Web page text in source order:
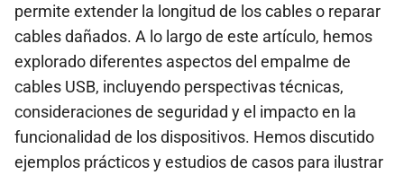
permite extender la longitud de los cables o reparar
cables dañados. A lo largo de este artículo, hemos
explorado diferentes aspectos del empalme de
cables USB, incluyendo perspectivas técnicas,
consideraciones de seguridad y el impacto en la
funcionalidad de los dispositivos. Hemos discutido
ejemplos prácticos y estudios de casos para ilustrar